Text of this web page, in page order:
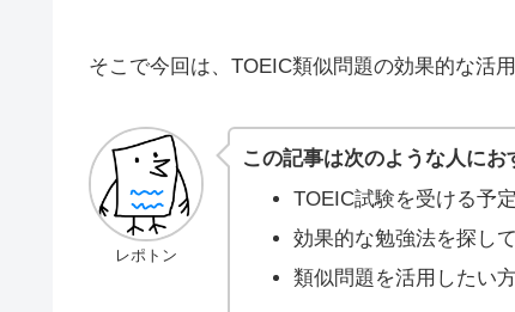
そこで今回は、TOEIC類似問題の効果的な活
レポトン
この記事は次のような人にお
TOEIC試験を受ける予
効果的な勉強法を探し
類似問題を活用したい